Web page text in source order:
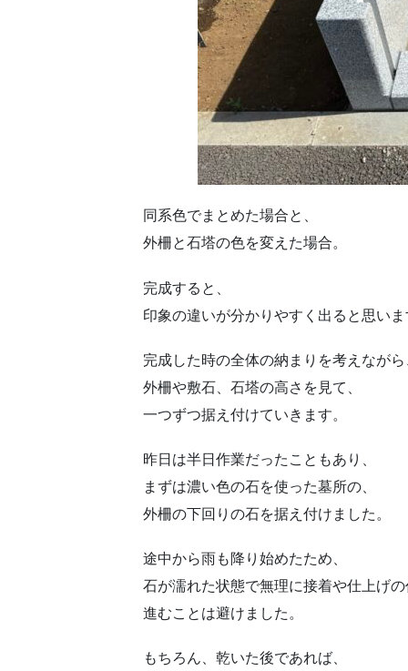
同系色でまとめた場合と、
外柵と石塔の色を変えた場合。
完成すると、
印象の違いが分かりやすく出ると思い
完成した時の全体の納まりを考えながら
外柵や敷石、石塔の高さを見て、
一つずつ据え付けていきます。
昨日は半日作業だったこともあり、
まずは濃い色の石を使った墓所の、
外柵の下回りの石を据え付けました。
途中から雨も降り始めたため、
石が濡れた状態で無理に接着や仕上げ
進むことは避けました。
もちろん、乾いた後であれば、